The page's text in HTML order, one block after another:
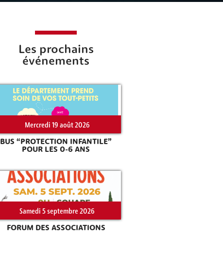
Les prochains
événements
Mercredi 19 août 2026
BUS “PROTECTION INFANTILE”
POUR LES 0-6 ANS
Samedi 5 septembre 2026
FORUM DES ASSOCIATIONS